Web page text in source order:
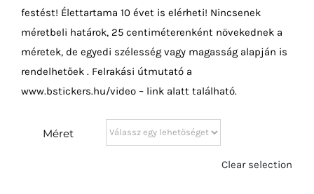
festést! Élettartama 10 évet is elérheti! Nincsenek
méretbeli határok, 25 centiméterenként növekednek a
méretek, de egyedi szélesség vagy magasság alapján is
rendelhetőek . Felrakási útmutató a
www.bstickers.hu/video – link alatt található.
Méret
Clear selection